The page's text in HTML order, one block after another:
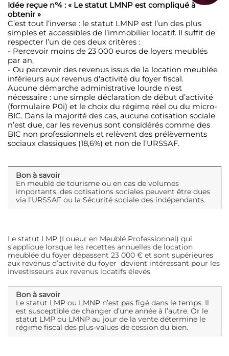
Idée reçue n°4 : « Le statut LMNP est compliqué à
obtenir »
C’est tout l’inverse : le statut LMNP est l’un des plus
simples et accessibles de l’immobilier locatif. Il suffit de
respecter l’un de ces deux critères :
- Percevoir moins de 23 000 euros de loyers meublés
par an,
- Ou percevoir des revenus issus de la location meublée
inférieurs aux revenus d'activité du foyer fiscal.
Aucune démarche administrative lourde n’est
nécessaire : une simple déclaration de début d’activité
(formulaire P0i) et le choix du régime réel ou du micro-
BIC. Dans la majorité des cas, aucune cotisation sociale
n’est due, car les revenus sont considérés comme des
BIC non professionnels et relèvent des prélèvements
sociaux classiques (18,6%) et non de l’URSSAF.
Bon à savoir
En meublé de tourisme ou en cas de volumes
importants, des cotisations sociales peuvent être dues
via l’URSSAF ou la Sécurité sociale des indépendants.
Le statut LMP (Loueur en Meublé Professionnel) qui
s’applique lorsque les recettes annuelles de location
meublée du foyer dépassent 23 000 € et sont supérieures
aux revenus d’activité du foyer devient intéressant pour les
investisseurs aux revenus locatifs élevés.
Bon à savoir
Le statut LMP ou LMNP n’est pas figé dans le temps. Il
est susceptible de changer d’une année à l’autre. Or le
statut LMP ou LMNP au jour de la vente détermine le
régime fiscal des plus-values de cession du bien.